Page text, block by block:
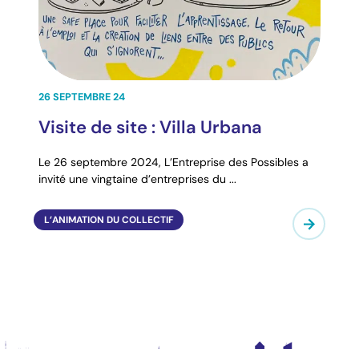
26 SEPTEMBRE 24
Visite de site : Villa Urbana
Le 26 septembre 2024, L’Entreprise des Possibles a
invité une vingtaine d’entreprises du ...
L’ANIMATION DU COLLECTIF